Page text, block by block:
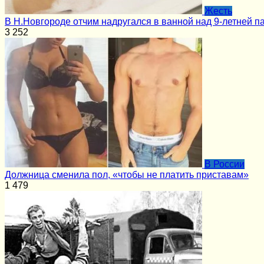
Жесть
В Н.Новгороде отчим надругался в ванной над 9-летней
3 252
В России
Должница сменила пол, «чтобы не платить приставам»
1 479